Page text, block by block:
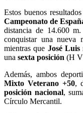
Estos buenos
Campeonato de
distancia de 14.600
conquistar una nueva
mientras que José Luis
una sexta posición (H
Además, ambos
Mixto Veterano +50,
posición nacional,
Círculo Mercantil.